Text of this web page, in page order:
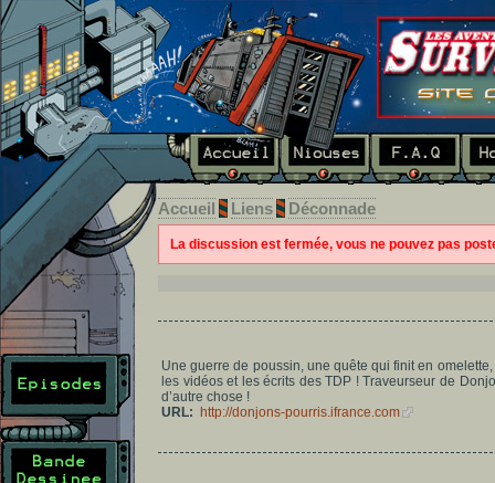
Accueil Liens Déconnade
La discussion est fermée, vous ne pouvez pas
Une guerre de poussin, une quête qui finit en
les vidéos et les écrits des TDP ! Traveurseur de
d’autre chose !
URL:
http://donjons-pourris.ifrance.com